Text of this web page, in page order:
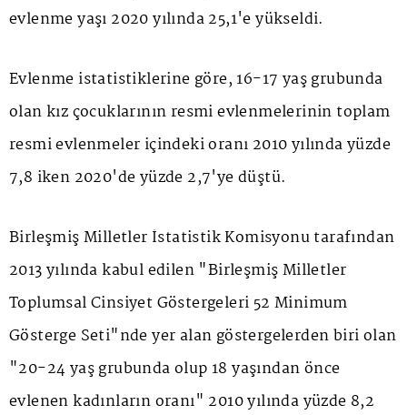
evlenme yaşı 2020 yılında 25,1'e yükseldi.
Evlenme istatistiklerine göre, 16-17 yaş grubunda
olan kız çocuklarının resmi evlenmelerinin toplam
resmi evlenmeler içindeki oranı 2010 yılında yüzde
7,8 iken 2020'de yüzde 2,7'ye düştü.
Birleşmiş Milletler İstatistik Komisyonu tarafından
2013 yılında kabul edilen "Birleşmiş Milletler
Toplumsal Cinsiyet Göstergeleri 52 Minimum
Gösterge Seti"nde yer alan göstergelerden biri olan
"20-24 yaş grubunda olup 18 yaşından önce
evlenen kadınların oranı" 2010 yılında yüzde 8,2